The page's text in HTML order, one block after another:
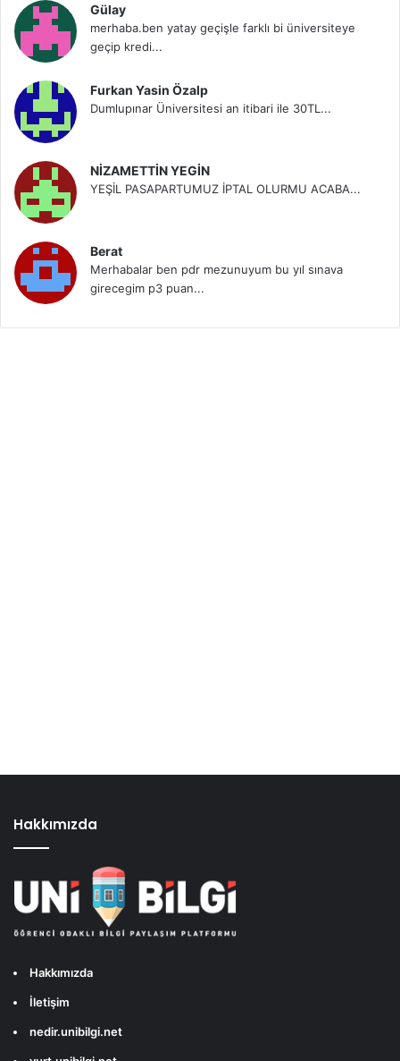
Gülay
merhaba.ben yatay geçişle farklı bi üniversiteye
geçip kredi...
Furkan Yasin Özalp
Dumlupınar Üniversitesi an itibari ile 30TL...
NİZAMETTİN YEGİN
YEŞİL PASAPARTUMUZ İPTAL OLURMU ACABA...
Berat
Merhabalar ben pdr mezunuyum bu yıl sınava
girecegim p3 puan...
Hakkımızda
Hakkımızda
İletişim
nedir.unibilgi.net